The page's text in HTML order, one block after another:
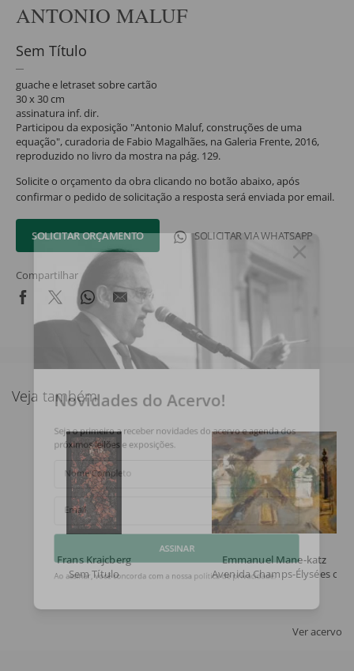
ANTONIO MALUF
Sem Título
guache e letraset sobre cartão
30 x 30 cm
assinatura inf. dir.
Participou da exposição "Antonio Maluf, construções de uma
equação", curadoria de Fabio Magalhães, na Galeria Frente, 2016,
reproduzido no livro da mostra na pág. 129.
Solicite o orçamento da obra clicando no botão abaixo, após
confirmar o pedido de solicitação a resposta será enviada por email.
SOLICITAR ORÇAMENTO SOLICITAR VIA WHATSAPP
Compartilhar
Veja também
Frans Krajcberg
Sem Título
Emmanuel Mane-katz
Avenida Champs-Élysées
Ver acervo
Novidades do Acervo!
Seja o primeiro a receber novidades do acervo e agenda dos
próximos leilões e exposições.
Nome Completo